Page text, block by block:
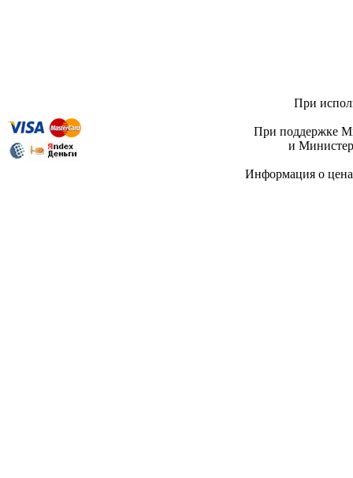
При
При поддержке
и
Информация о